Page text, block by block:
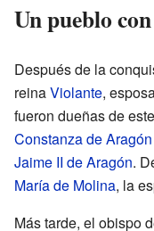
Un pueblo
Después de la
reinaViolante,
fueron dueñas de
Constanza de Aragón
Jaime II de Aragón.
María de Molina, la
Más tarde, el obispo